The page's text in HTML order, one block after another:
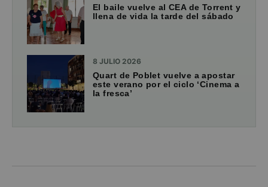
El baile vuelve al CEA de Torrent y
llena de vida la tarde del sábado
8 JULIO 2026
Quart de Poblet vuelve a apostar
este verano por el ciclo ‘Cinema a
la fresca’